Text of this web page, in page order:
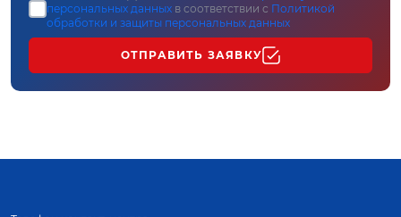
персональных данных в соответствии с Политикой
обработки и защиты персональных данных
ОТПРАВИТЬ ЗАЯВКУ